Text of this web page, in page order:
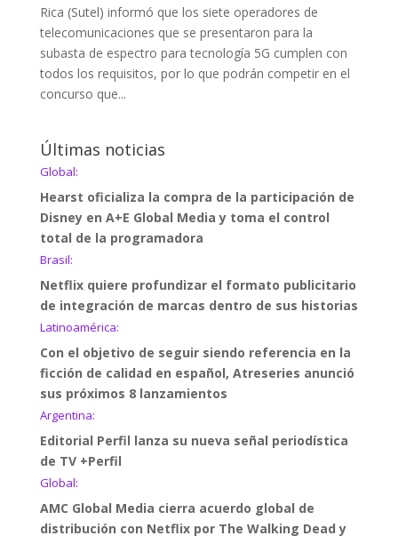
Rica (Sutel) informó que los siete operadores de
telecomunicaciones que se presentaron para la
subasta de espectro para tecnología 5G cumplen con
todos los requisitos, por lo que podrán competir en el
concurso que...
Últimas noticias
Global:
Hearst oficializa la compra de la participación de
Disney en A+E Global Media y toma el control
total de la programadora
Brasil:
Netflix quiere profundizar el formato publicitario
de integración de marcas dentro de sus historias
Latinoamérica:
Con el objetivo de seguir siendo referencia en la
ficción de calidad en español, Atreseries anunció
sus próximos 8 lanzamientos
Argentina:
Editorial Perfil lanza su nueva señal periodística
de TV +Perfil
Global:
AMC Global Media cierra acuerdo global de
distribución con Netflix por The Walking Dead y